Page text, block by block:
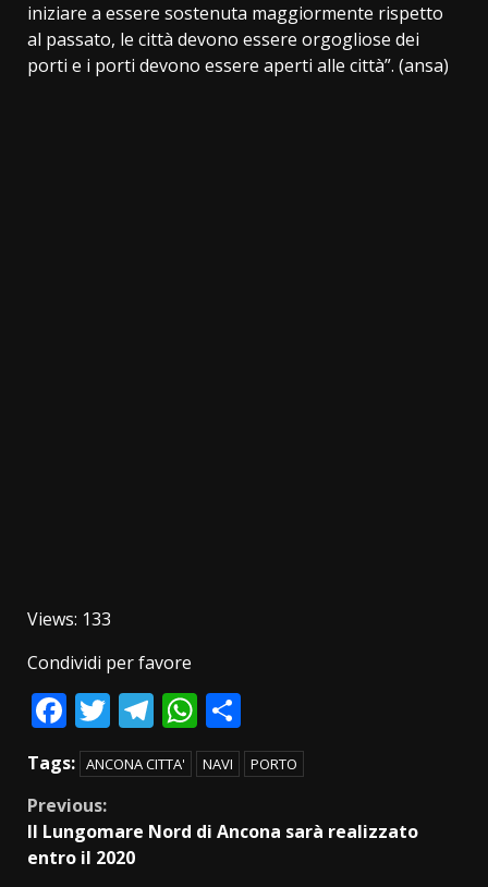
iniziare a essere sostenuta maggiormente rispetto
al passato, le città devono essere orgogliose dei
porti e i porti devono essere aperti alle città”. (ansa)
Views: 133
Condividi per favore
Facebook
Twitter
Telegram
WhatsApp
Tags: ANCONA CITTA' NAVI PORTO
Continue
Reading
Previous:
Il Lungomare Nord di Ancona sarà realizzato
entro il 2020